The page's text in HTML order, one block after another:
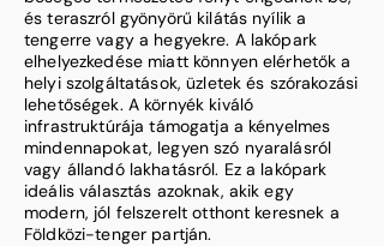
és teraszról gyönyörű kilátás nyílik a
tengerre vagy a hegyekre. A lakópark
elhelyezkedése miatt könnyen elérhetők a
helyi szolgáltatások, üzletek és szórakozási
lehetőségek. A környék kiváló
infrastruktúrája támogatja a kényelmes
mindennapokat, legyen szó nyaralásról
vagy állandó lakhatásról. Ez a lakópark
ideális választás azoknak, akik egy
modern, jól felszerelt otthont keresnek a
Földközi-tenger partján.